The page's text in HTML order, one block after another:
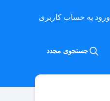
ورود به حساب کاربری
جستجوی مجدد